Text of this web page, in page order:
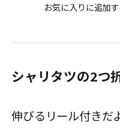
お気に入りに追加
シャリタツの2つ
伸びるリール付きだ